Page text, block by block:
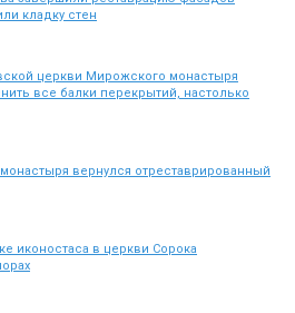
кладку стен
церкви Мирожского монастыря
все балки перекрытий, настолько
вернулся отреставрированный
иконостаса в церкви Сорока